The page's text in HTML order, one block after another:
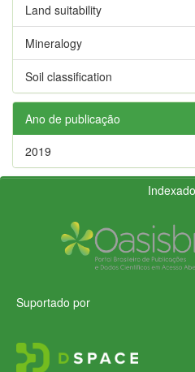
Land suitability
Mineralogy
Soil classification
Ano de publicação
2019
Suportado por